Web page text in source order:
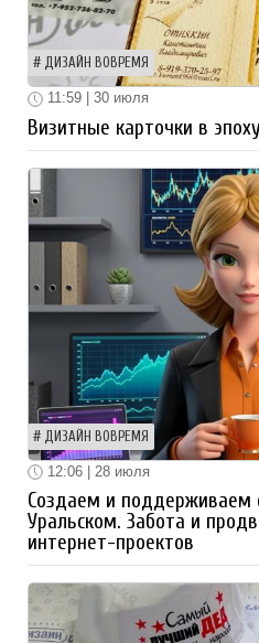
ДИЗАЙН ВОВРЕМЯ
11:59 | 30 июля
Визитные карточки в
ДИЗАЙН ВОВРЕМЯ
12:06 | 28 июля
Создаем и поддерживаем
Уральском. Забота и
интернет-проектов